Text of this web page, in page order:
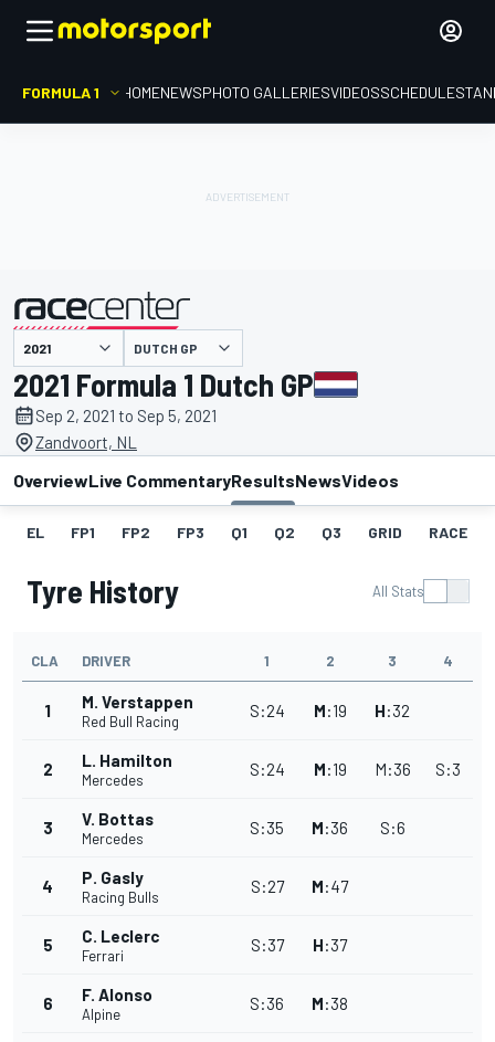
FORMULA 1 HOMENEWSPHOTO GALLERIESVIDEOSSCHEDULE
presented by DUTCH GP
2021 Formula 1 Dutch GP
Sep 2, 2021 to Sep 5, 2021
Zandvoort, NL
OverviewLive CommentaryResultsNewsVideos
EL FP1 FP2 FP3 Q1 Q2 Q3 GRID RACE
Tyre History All Stats
CLA DRIVER 1 2 3 4
1 M. Verstappen
Red Bull Racing
S:24 M:19 H:32
2 L. Hamilton
Mercedes
S:24 M:19 M:36 S:3
3 V. Bottas
Mercedes
S:35 M:36 S:6
4 P. Gasly
Racing Bulls
S:27 M:47
5 C. Leclerc
Ferrari
S:37 H:37
6 F. Alonso
Alpine
S:36 M:38